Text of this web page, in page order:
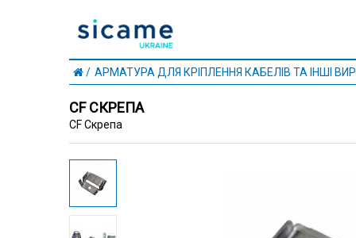
АРМАТУРА ДЛЯ КРІПЛЕННЯ КАБЕЛІВ ТА ІНШІ
CF СКРЕПА
CF Скрепа